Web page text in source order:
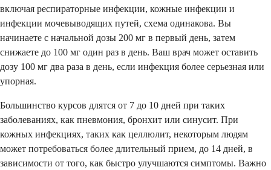
включая респираторные инфекции, кожные инфекции и
инфекции мочевыводящих путей, схема одинакова. Вы
начинаете с начальной дозы 200 мг в первый день, затем
снижаете до 100 мг один раз в день. Ваш врач может оставить
дозу 100 мг два раза в день, если инфекция более серьезная или
упорная.
Большинство курсов длятся от 7 до 10 дней при таких
заболеваниях, как пневмония, бронхит или синусит. При
кожных инфекциях, таких как целлюлит, некоторым людям
может потребоваться более длительный прием, до 14 дней, в
зависимости от того, как быстро улучшаются симптомы. Важно